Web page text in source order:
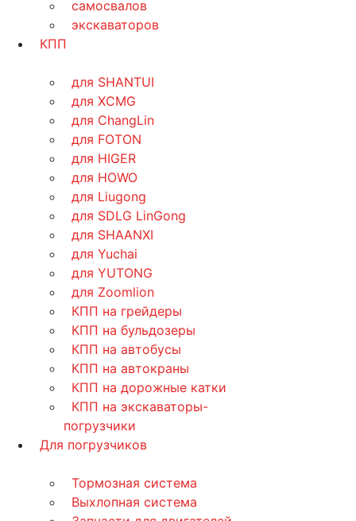
самосвалов
экскаваторов
КПП
для SHANTUI
для XCMG
для ChangLin
для FOTON
для HIGER
для HOWO
для Liugong
для SDLG LinGong
для SHAANXI
для Yuchai
для YUTONG
для Zoomlion
КПП на грейдеры
КПП на бульдозеры
КПП на автобусы
КПП на автокраны
КПП на дорожные катки
КПП на экскаваторы-
погрузчики
Для погрузчиков
Тормозная система
Выхлопная система